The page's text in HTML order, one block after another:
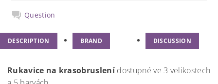
Question
DESCRIPTION BRAND DISCUSSION
Rukavice na krasobruslenídostupné ve 3 velikostech